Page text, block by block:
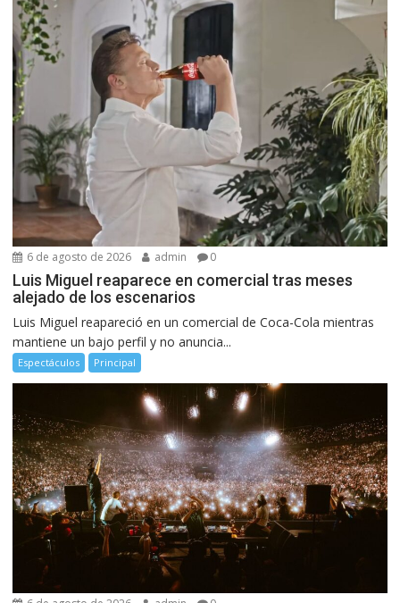
6 de agosto de 2026 admin 0
Luis Miguel reaparece en comercial tras meses
alejado de los escenarios
Luis Miguel reapareció en un comercial de Coca-Cola mientras
mantiene un bajo perfil y no anuncia...
Espectáculos Principal